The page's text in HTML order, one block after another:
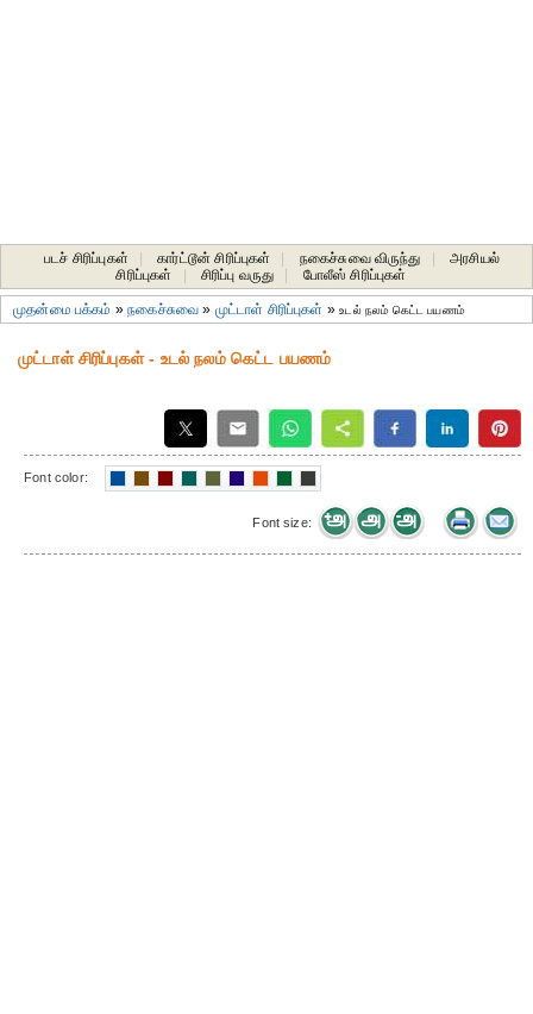
படச் சிரிப்புகள் கார்ட்டூன் சிரிப்புகள் நகைச்சுவை விருந்து
அரசியல்
சிரிப்புகள்
சிரிப்பு வருது போலீஸ் சிரிப்புகள்
முதன்மை பக்கம் »நகைச்சுவை » முட்டாள் சிரிப்புகள் »உடல் நலம் கெட்ட பயணம்
முட்டாள் சிரிப்புகள் - உடல் நலம் கெட்ட பயணம்
Font color:
Font size: